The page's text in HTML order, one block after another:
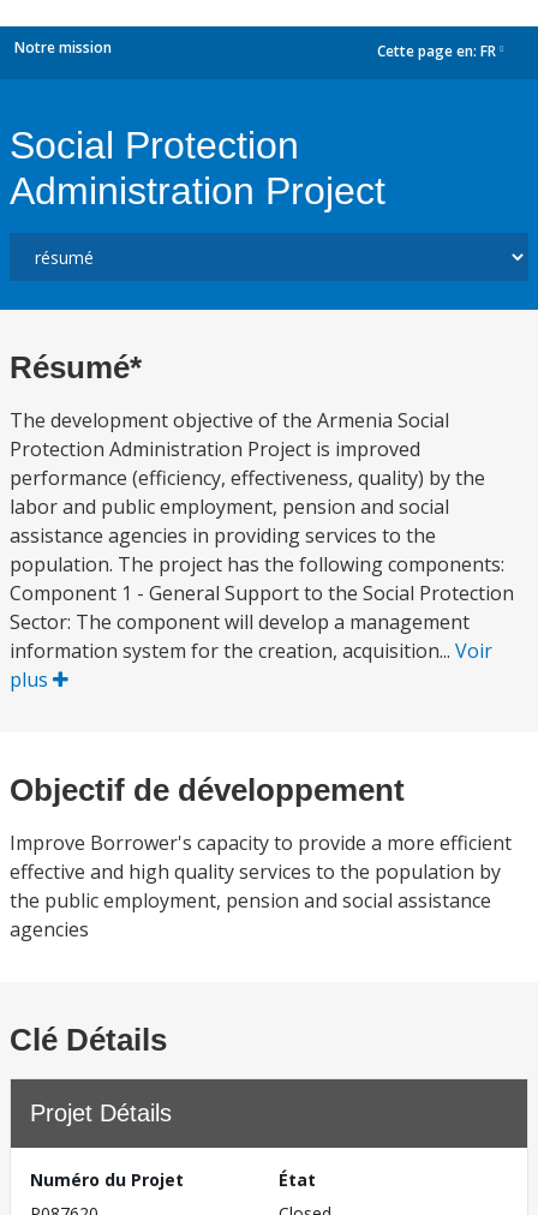
Notre mission Cette page en: FR
Social Protection
Administration Project
Résumé*
The development objective of the Armenia Social
Protection Administration Project is improved
performance (efficiency, effectiveness, quality) by the
labor and public employment, pension and social
assistance agencies in providing services to the
population. The project has the following components:
Component 1 - General Support to the Social Protection
Sector: The component will develop a management
information system for the creation, acquisition... Voir
plus
Objectif de développement
Improve Borrower's capacity to provide a more efficient
effective and high quality services to the population by
the public employment, pension and social assistance
agencies
Clé Détails
Projet Détails
Numéro du Projet
État